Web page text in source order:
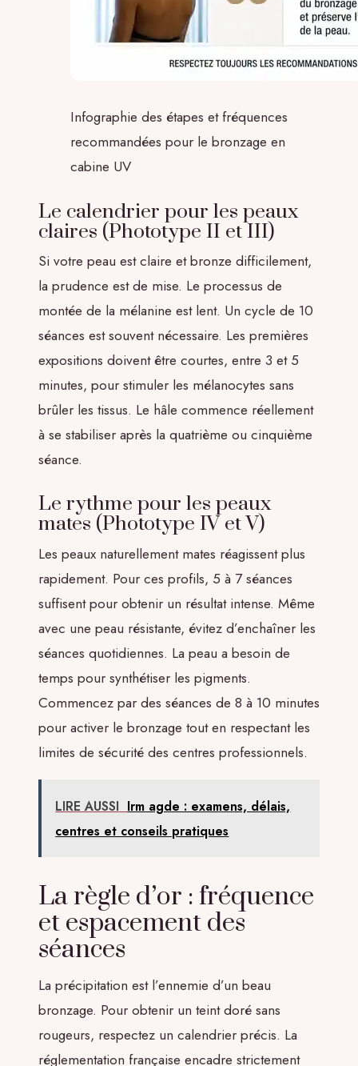
Infographie des étapes et fréquences
recommandées pour le bronzage en
cabine UV
Le calendrier pour les peaux
claires (Phototype II et III)
Si votre peau est claire et bronze difficilement,
la prudence est de mise. Le processus de
montée de la mélanine est lent. Un cycle de 10
séances est souvent nécessaire. Les premières
expositions doivent être courtes, entre 3 et 5
minutes, pour stimuler les mélanocytes sans
brûler les tissus. Le hâle commence réellement
à se stabiliser après la quatrième ou cinquième
séance.
Le rythme pour les peaux
mates (Phototype IV et V)
Les peaux naturellement mates réagissent plus
rapidement. Pour ces profils, 5 à 7 séances
suffisent pour obtenir un résultat intense. Même
avec une peau résistante, évitez d’enchaîner les
séances quotidiennes. La peau a besoin de
temps pour synthétiser les pigments.
Commencez par des séances de 8 à 10 minutes
pour activer le bronzage tout en respectant les
limites de sécurité des centres professionnels.
LIRE AUSSI Irm agde : examens, délais,
centres et conseils pratiques
La règle d’or : fréquence
et espacement des
séances
La précipitation est l’ennemie d’un beau
bronzage. Pour obtenir un teint doré sans
rougeurs, respectez un calendrier précis. La
réglementation française encadre strictement